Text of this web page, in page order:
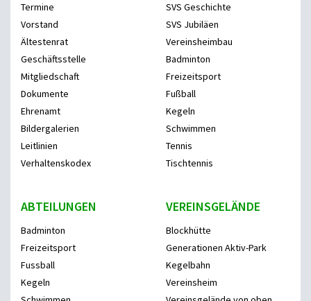
Termine
Vorstand
Ältestenrat
Geschäftsstelle
Mitgliedschaft
Dokumente
Ehrenamt
Bildergalerien
Leitlinien
Verhaltenskodex
SVS Geschichte
SVS Jubiläen
Vereinsheimbau
Badminton
Freizeitsport
Fußball
Kegeln
Schwimmen
Tennis
Tischtennis
ABTEILUNGEN
Badminton
Freizeitsport
Fussball
Kegeln
VEREINSGELÄNDE
Blockhütte
Generationen Aktiv-Park
Kegelbahn
Vereinsheim